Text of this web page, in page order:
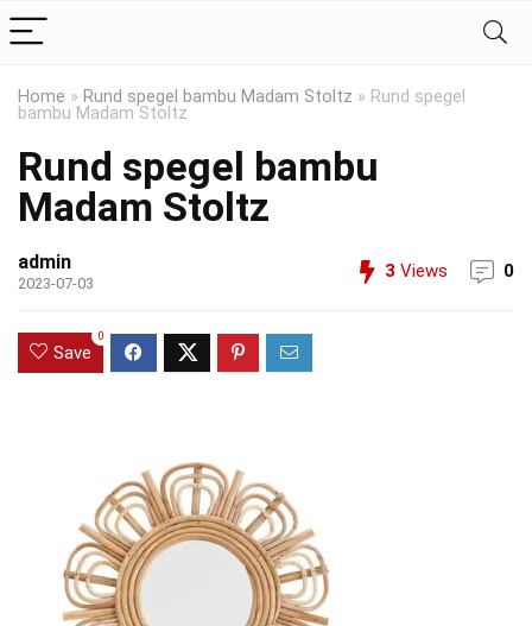
Home » Rund spegel bambu Madam Stoltz » Rund spegel
bambu Madam Stoltz
Rund spegel bambu
Madam Stoltz
admin
2023-07-03
3 Views 0
Save
0